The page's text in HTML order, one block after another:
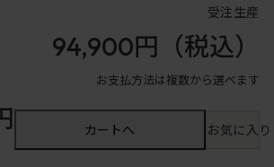
受注生産
94,900円 （税込）
お支払方法は複数から選べます
カートへ お気に入